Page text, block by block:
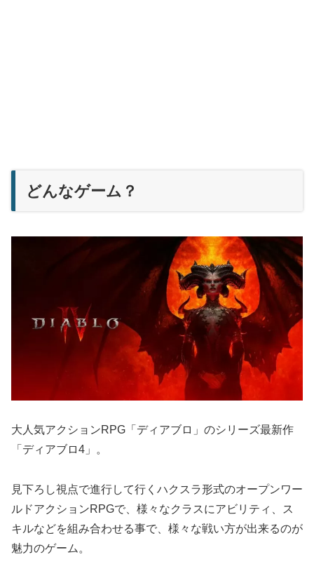
どんなゲーム？
大人気アクションRPG「ディアブロ」のシリーズ最新作
「ディアブロ4」。
見下ろし視点で進行して行くハクスラ形式のオープンワー
ルドアクションRPGで、様々なクラスにアビリティ、ス
キルなどを組み合わせる事で、様々な戦い方が出来るのが
魅力のゲーム。